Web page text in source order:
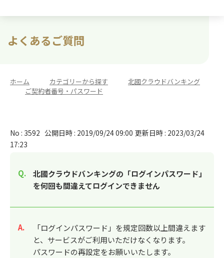
よくあるご質問
ホーム カテゴリーから探す
北國クラウドバンキング
ご契約者番号・パスワード
No : 3592 公開日時 : 2019/09/24 09:00 更新日時 : 2023/03/24
17:23
北國クラウドバンキングの「ログインパスワード」
を何回も間違えてログインできません
回答
「ログインパスワード」を規定回数以上間違えます
と、サービスがご利用いただけなくなります。
パスワードの再設定をお願いいたします。